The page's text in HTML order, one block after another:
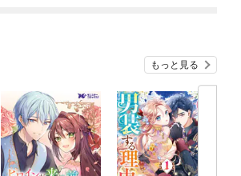
もっと見る